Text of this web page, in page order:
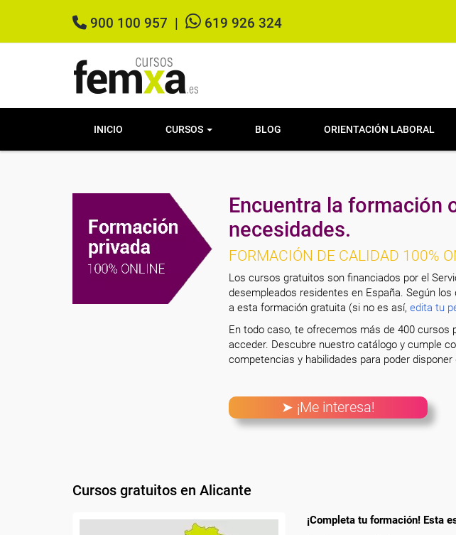
900 100 957 619 926 324
INICIO CURSOS BLOG ORIENTACIÓN LABORAL
Encuentra la formación
necesidades.
FORMACIÓN DE CALIDAD 100%
Los cursos gratuitos son financiados por el
desempleados residentes en España. Según
a esta formación gratuita (si no es así, edita tu
En todo caso, te ofrecemos más de 400 cursos
acceder. Descubre nuestro catálogo y cumple
competencias y habilidades para poder
➤ ¡Me interesa!
Cursos gratuitos en Alicante
¡Completa tu formación! Esta